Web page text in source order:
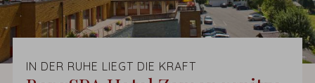
IN DER RUHE LIEGT DIE KRAFT